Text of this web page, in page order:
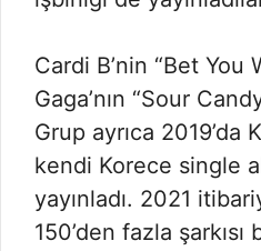
Cardi B’nin “Bet You
Gaga’nın “Sour
Grup ayrıca 2019’da
kendi Korece single
yayınladı. 2021
150’den fazla